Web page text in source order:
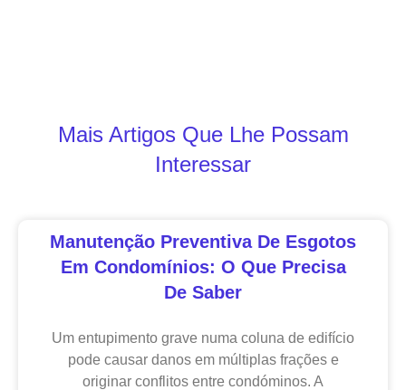
Mais Artigos Que Lhe Possam
Interessar
Manutenção Preventiva De Esgotos
Em Condomínios: O Que Precisa
De Saber
Um entupimento grave numa coluna de edifício
pode causar danos em múltiplas frações e
originar conflitos entre condóminos. A